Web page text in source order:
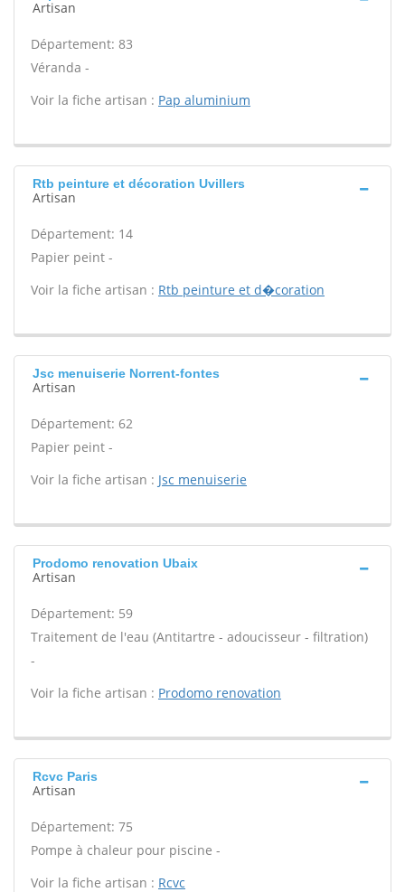
Artisan
Département: 83
Véranda -
Voir la fiche artisan : Pap aluminium
Rtb peinture et décoration Uvillers
Artisan
Département: 14
Papier peint -
Voir la fiche artisan : Rtb peinture et d�coration
Jsc menuiserie Norrent-fontes
Artisan
Département: 62
Papier peint -
Voir la fiche artisan : Jsc menuiserie
Prodomo renovation Ubaix
Artisan
Département: 59
Traitement de l'eau (Antitartre - adoucisseur - filtration)
-
Voir la fiche artisan : Prodomo renovation
Rcvc Paris
Artisan
Département: 75
Pompe à chaleur pour piscine -
Voir la fiche artisan : Rcvc